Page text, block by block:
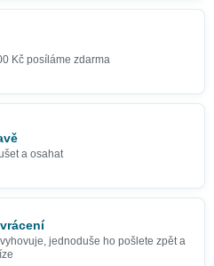
Kč posíláme zdarma
a osahat
jednoduše ho pošlete zpět a